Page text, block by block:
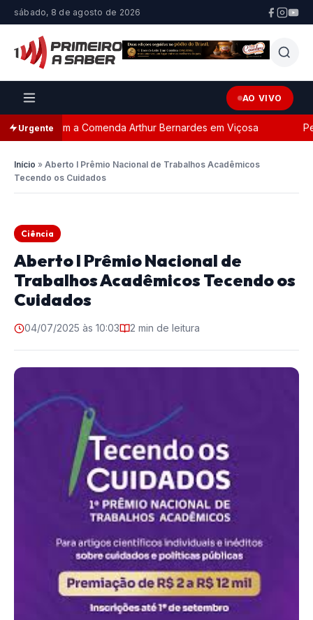
sábado, 8 de agosto de 2026
AO VIVO
Urgente
com a Comenda Arthur Bernardes em Viçosa
Início » Aberto I Prêmio Nacional de Trabalhos Acadêmicos
Tecendo os Cuidados
Ciência
Aberto I Prêmio Nacional de
Trabalhos Acadêmicos Tecendo os
Cuidados
04/07/2025 às 10:03 2 min de leitura